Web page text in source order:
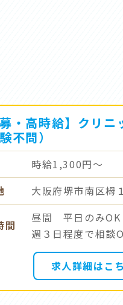
募・高時給】クリ
不問）
時給1,300円〜
大阪府堺市南区栂
間
昼間 平日のみOK
週３日程度で相談
求人詳細はこ